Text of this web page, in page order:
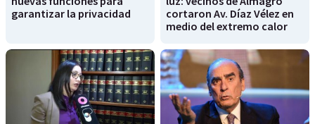
garantizar la privacidad
cortaron Av. Díaz Vélez en
medio del extremo calor